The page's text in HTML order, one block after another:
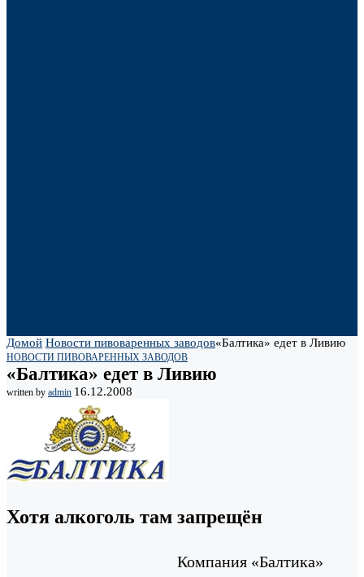
Домой Новости пивоваренных заводов«Балтика» едет в Ливию
НОВОСТИ ПИВОВАРЕННЫХ ЗАВОДОВ
«Балтика» едет в Ливию
written by admin 16.12.2008
Хотя алкоголь там запрещён
Компания «Балтика»